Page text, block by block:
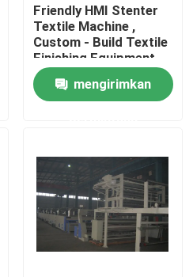
Friendly HMI Stenter
Textile Machine ,
Custom - Build Textile
Finishing Equipment
mengirimkan